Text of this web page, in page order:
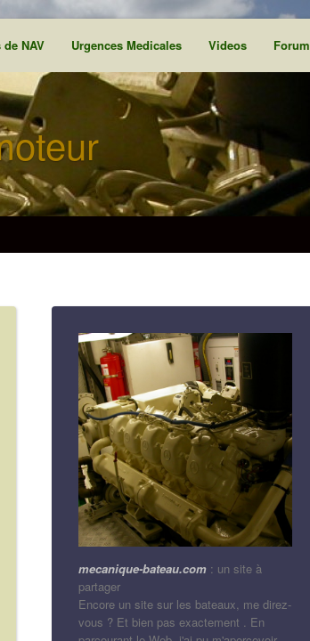
NAV Urgences Medicales Videos Forum
mecanique-bateau.com : un site à
partager
Encore un site sur les bateaux, me direz-
vous ? Et bien pas exactement . En